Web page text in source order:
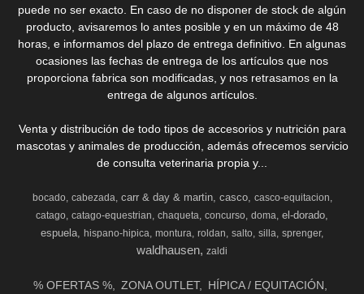
puede no ser exacto. En caso de no disponer de stock de algún
producto, avisaremos lo antes posible y en un máximo de 48
horas, e informamos del plazo de entrega definitivo. En algunas
ocasiones las fechas de entrega de los artículos que nos
proporciona fabrica son modificadas, y nos retrasamos en la
entrega de algunos artículos.
Venta y distribución de todo tipos de accesorios y nutrición para
mascotas y animales de producción, además ofrecemos servicio
de consulta veterinaria propia y...
bocado cabezada carr & day & martin casco
casco-equitacion
catago catago-equestrian chaqueta concurso doma el-dorado
espuela
hispano-hipica montura roldan salto silla sprenger
waldhausen zaldi
% OFERTAS % ZONA OUTLET
HÍPICA / EQUITACIÓN